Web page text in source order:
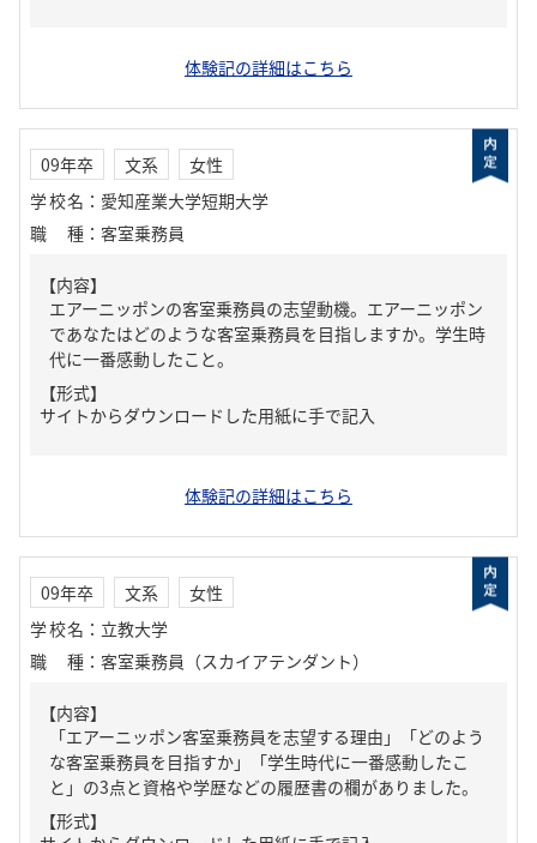
体験記の詳細はこちら
09年卒 文系
女性
学校名 ： 愛知産業大学短期大学
職種 ： 客室乗務員
【内容】
エアーニッポンの客室乗務員の志望動機。エアーニッポン
であなたはどのような客室乗務員を目指しますか。学生時
代に一番感動したこと。
【形式】
サイトからダウンロードした用紙に手で記入
体験記の詳細はこちら
09年卒 文系
女性
学校名 ： 立教大学
職種 ： 客室乗務員（スカイアテンダント）
【内容】
「エアーニッポン客室乗務員を志望する理由」「どのよう
な客室乗務員を目指すか」「学生時代に一番感動したこ
と」の3点と資格や学歴などの履歴書の欄がありました。
【形式】